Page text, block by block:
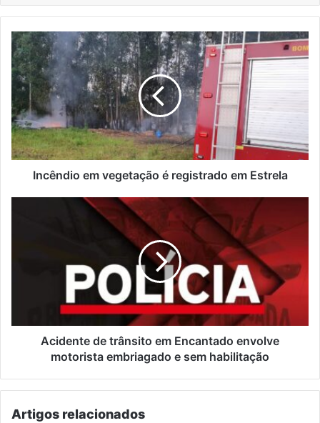
Incêndio
em
vegetação
é
registrado
em
Estrela
Incêndio em vegetação é registrado em Estrela
embriagado
e
habilitação
Acidente de trânsito em Encantado envolve
motorista embriagado e sem habilitação
Artigos relacionados